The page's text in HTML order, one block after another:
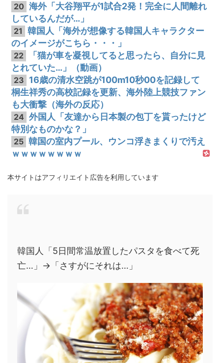
20 海外「大谷翔平が1試合2発！完全に人間離れ
しているんだが…」
21
韓国人「海外が想像する韓国人キャラクター
のイメージがこちら・・・」
22
「猫が車を凝視してると思ったら、自分に見
とれていた…」（動画）
23 16歳の清水空跳が100m10秒00を記録して
桐生祥秀の高校記録を更新、海外陸上競技ファン
も大衝撃（海外の反応）
24 外国人「友達から日本製の包丁を貰ったけど
特別なものかな？」
25 韓国の室内プール、ウンコ浮きまくりで汚え
ｗｗｗｗｗｗｗｗ
本サイトはアフィリエイト広告を利用しています
韓国人「5日間常温放置したパスタを食べて死
亡…」→「さすがにそれは…」